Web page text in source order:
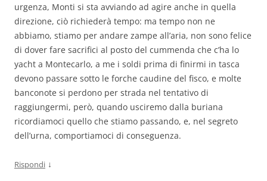
urgenza, Monti si sta avviando ad agire anche in quella
direzione, ciò richiederà tempo: ma tempo non ne
abbiamo, stiamo per andare zampe all’aria, non sono felice
di dover fare sacrifici al posto del cummenda che c’ha lo
yacht a Montecarlo, a me i soldi prima di finirmi in tasca
devono passare sotto le forche caudine del fisco, e molte
banconote si perdono per strada nel tentativo di
raggiungermi, però, quando usciremo dalla buriana
ricordiamoci quello che stiamo passando, e, nel segreto
dell’urna, comportiamoci di conseguenza.
Rispondi ↓